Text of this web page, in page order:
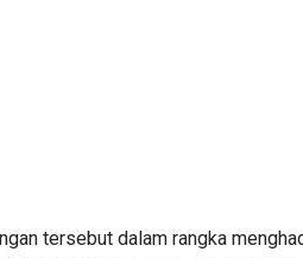
tersebut dalam rangka